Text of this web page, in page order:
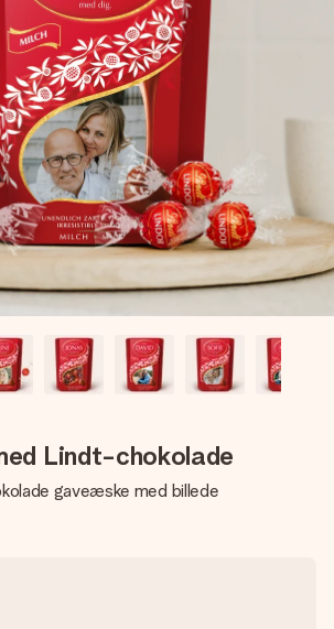
hilsen
i blot få trin – med hendes navn, et
besked, der går lige i hendes hjerte.
udelukkende en masse kærlighed i
Lindt-chokolade
gaveæske med billede